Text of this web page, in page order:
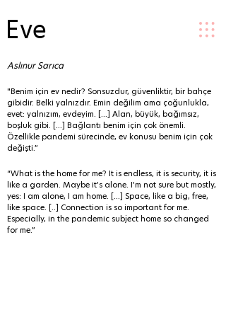
Eve
Aslınur Sarıca
"Benim için ev nedir? Sonsuzdur, güvenliktir, bir bahçe
gibidir. Belki yalnızdır. Emin değilim ama çoğunlukla,
evet: yalnızım, evdeyim. [...] Alan, büyük, bağımsız,
boşluk gibi. [...] Bağlantı benim için çok önemli.
Özellikle pandemi sürecinde, ev konusu benim için çok
değişti.”
“What is the home for me? It is endless, it is security, it is
like a garden. Maybe it’s alone. I’m not sure but mostly,
yes: I am alone, I am home. [...] Space, like a big, free,
like space. [..] Connection is so important for me.
Especially, in the pandemic subject home so changed
for me.”